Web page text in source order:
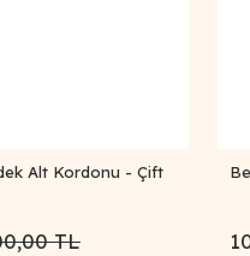
Alt Kordonu - Çift
TL